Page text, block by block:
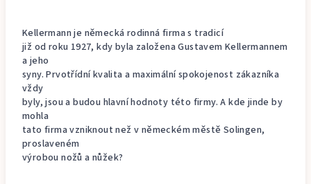
Kellermann je německá rodinná firma s tradicí
již od roku 1927, kdy byla založena Gustavem Kellermannem
a jeho
syny. Prvotřídní kvalita a maximální spokojenost zákazníka
vždy
byly, jsou a budou hlavní hodnoty této firmy. A kde jinde by
mohla
tato firma vzniknout než v německém městě Solingen,
proslaveném
výrobou nožů a nůžek?